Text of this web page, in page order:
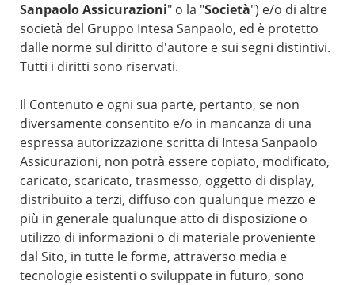
Sanpaolo Assicurazioni" o la "Società") e/o di altre
società del Gruppo Intesa Sanpaolo, ed è protetto
dalle norme sul diritto d'autore e sui segni distintivi.
Tutti i diritti sono riservati.
Il Contenuto e ogni sua parte, pertanto, se non
diversamente consentito e/o in mancanza di una
espressa autorizzazione scritta di Intesa Sanpaolo
Assicurazioni, non potrà essere copiato, modificato,
caricato, scaricato, trasmesso, oggetto di display,
distribuito a terzi, diffuso con qualunque mezzo e
più in generale qualunque atto di disposizione o
utilizzo di informazioni o di materiale proveniente
dal Sito, in tutte le forme, attraverso media e
tecnologie esistenti o sviluppate in futuro, sono